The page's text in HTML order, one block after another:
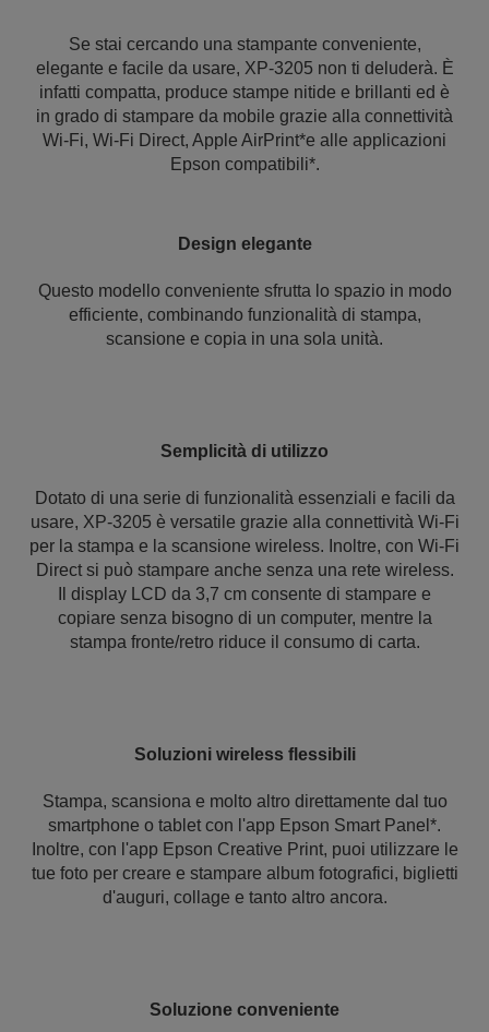
Se stai cercando una stampante conveniente,
elegante e facile da usare, XP-3205 non ti deluderà. È
infatti compatta, produce stampe nitide e brillanti ed è
in grado di stampare da mobile grazie alla connettività
Wi-Fi, Wi-Fi Direct, Apple AirPrint*e alle applicazioni
Epson compatibili*.
Design elegante
Questo modello conveniente sfrutta lo spazio in modo
efficiente, combinando funzionalità di stampa,
scansione e copia in una sola unità.
Semplicità di utilizzo
Dotato di una serie di funzionalità essenziali e facili da
usare, XP-3205 è versatile grazie alla connettività Wi-Fi
per la stampa e la scansione wireless. Inoltre, con Wi-Fi
Direct si può stampare anche senza una rete wireless.
Il display LCD da 3,7 cm consente di stampare e
copiare senza bisogno di un computer, mentre la
stampa fronte/retro riduce il consumo di carta.
Soluzioni wireless flessibili
Stampa, scansiona e molto altro direttamente dal tuo
smartphone o tablet con l'app Epson Smart Panel*.
Inoltre, con l'app Epson Creative Print, puoi utilizzare le
tue foto per creare e stampare album fotografici, biglietti
d'auguri, collage e tanto altro ancora.
Soluzione conveniente